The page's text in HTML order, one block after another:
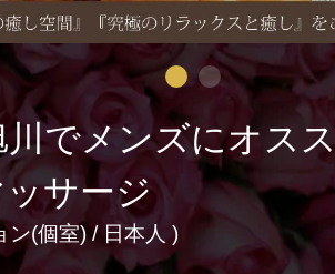
お店検索ページへ
探す
を探す
セラピスト検索ページ
川でメンズにオス
サージ
ン(個室) / 日本人 )